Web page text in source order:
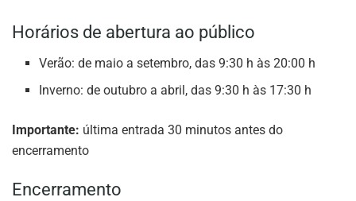
Horários de abertura ao público
Verão: de maio a setembro, das 9:30 h às 20:00 h
Inverno: de outubro a abril, das 9:30 h às 17:30 h
Importante: última entrada 30 minutos antes do
encerramento
Encerramento